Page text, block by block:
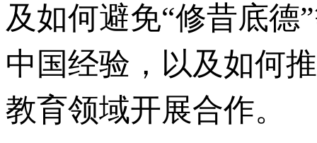
及如何避免“修昔底德
中国经验，以及如何
教育领域开展合作。